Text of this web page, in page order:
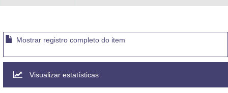
Mostrar registro completo do item
Visualizar estatísticas